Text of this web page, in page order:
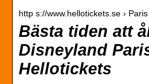
http s://www.hellotickets.se ›
Bästa tiden att
Disneyland
Hellotickets